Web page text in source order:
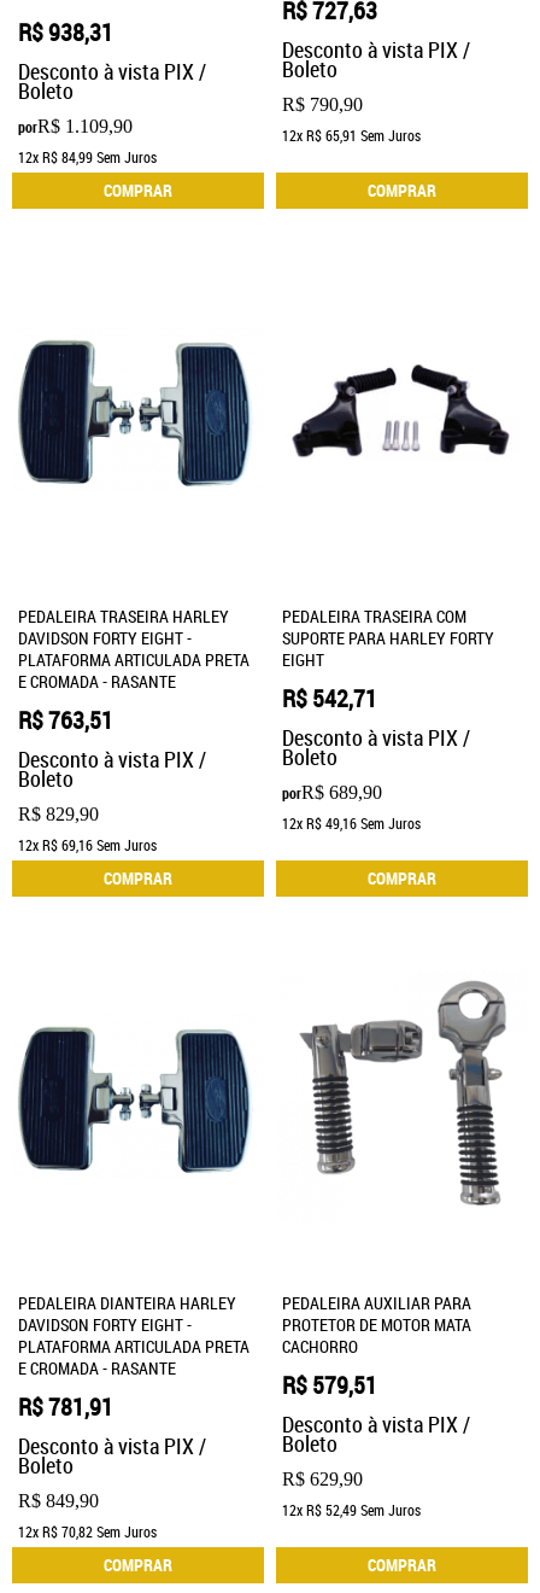
porR$ 1.109,90
R$ 938,31
Desconto à vista PIX /
Boleto
12xR$ 84,99Sem Juros
COMPRAR
R$ 790,90
R$ 727,63
Desconto à vista PIX /
Boleto
12xR$ 65,91 Sem Juros
COMPRAR
PEDALEIRA TRASEIRA HARLEY
DAVIDSON FORTY EIGHT -
PLATAFORMA ARTICULADA PRETA
E CROMADA - RASANTE
R$ 829,90
R$ 763,51
Desconto à vista PIX /
Boleto
12xR$ 69,16Sem Juros
COMPRAR
PEDALEIRA TRASEIRA COM
SUPORTE PARA HARLEY FORTY
EIGHT
porR$ 689,90
R$ 542,71
Desconto à vista PIX /
Boleto
12xR$ 49,16Sem Juros
COMPRAR
PEDALEIRA DIANTEIRA HARLEY
DAVIDSON FORTY EIGHT -
PLATAFORMA ARTICULADA PRETA
E CROMADA - RASANTE
R$ 849,90
R$ 781,91
Desconto à vista PIX /
Boleto
12xR$ 70,82Sem Juros
COMPRAR
PEDALEIRA AUXILIAR PARA
PROTETOR DE MOTOR MATA
CACHORRO
R$ 629,90
R$ 579,51
Desconto à vista PIX /
Boleto
12xR$ 52,49Sem Juros
COMPRAR